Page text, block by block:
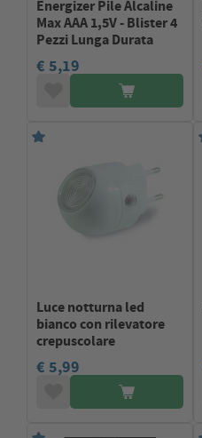
Energizer Pile Alcaline
Max AAA 1,5V - Blister 4
Pezzi Lunga Durata
€ 5,19
Luce notturna led
bianco con rilevatore
crepuscolare
€ 5,99